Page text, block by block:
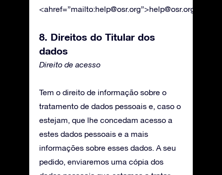
<ahref=”mailto:help@osr.org”>help@osr.org
8. Direitos do Titular dos
dados
Direito de acesso
Tem o direito de informação sobre o
tratamento de dados pessoais e, caso o
estejam, que lhe concedam acesso a
estes dados pessoais e a mais
informações sobre esses dados. A seu
pedido, enviaremos uma cópia dos